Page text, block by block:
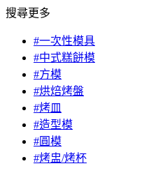
搜尋更多
#一次性模具
#中式糕餅模
#方模
#烘焙烤盤
#烤皿
#造型模
#圓模
#烤盅/烤杯